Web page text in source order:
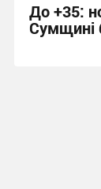
До +35:
Сумщині